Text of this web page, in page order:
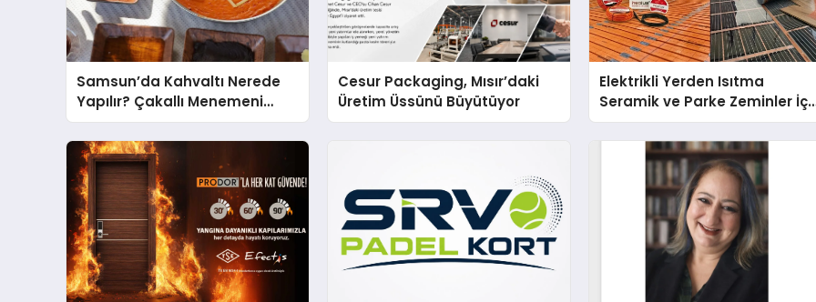
Samsun’da Kahvaltı Nerede
Yapılır? Çakallı Menemeni
Önerileri
Cesur Packaging, Mısır’daki
Üretim Üssünü Büyütüyor
Elektrikli Yerden Isıtma
Seramik ve Parke Zeminler
En Verimli Çözümler